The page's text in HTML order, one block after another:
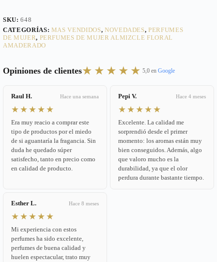
SKU:648
CATEGORÍAS: MAS VENDIDOS, NOVEDADES,PERFUMES
DE MUJER, PERFUMES DE MUJER ALMIZCLE FLORAL
AMADERADO
Opiniones de clientes★★★★★ 5,0 en Google
Raul H. Hace una semana
★★★★★
Era muy reacio a comprar este
tipo de productos por el miedo
de si aguantaría la fragancia. Sin
duda he quedado súper
satisfecho, tanto en precio como
en calidad de producto.
Pepi V. Hace 4 meses
★★★★★
Excelente. La calidad me
sorprendió desde el primer
momento: los aromas están muy
bien conseguidos. Además, algo
que valoro mucho es la
durabilidad, ya que el olor
perdura durante bastante tiempo.
Esther L. Hace 8 meses
★★★★★
Mi experiencia con estos
perfumes ha sido excelente,
perfumes de buena calidad y
huelen espectacular, trato muy